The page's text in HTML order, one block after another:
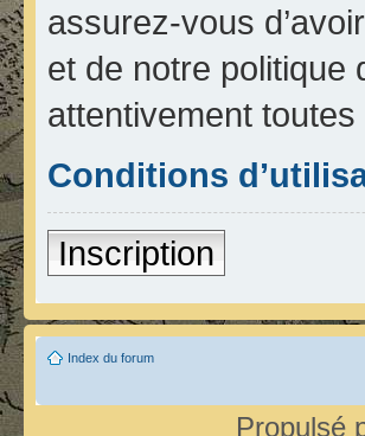
assurez-vous
et de notre politique
attentivement
Conditions
Inscription
Index du forum
Propulsé